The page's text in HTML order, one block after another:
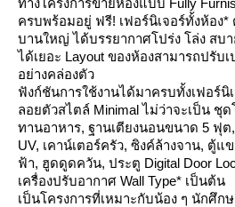
ครบพร้อมอยู่ ฟรี! เฟอร์นิเจอร์ทั้งห้อง*
บานใหญ่ ได้บรรยากาศโปร่ง โล่ง สบ
ได้เยอะ Layout ของห้องสามารถปรับ
อย่างคล่องตัว
ฟังก์ชันการใช้งานได้มาครบทั้งเฟอร์นิ
ลอยตัวสไตล์ Minimal ไม่ว่าจะเป็น ชุ
ทานอาหาร, ฐานเตียงนอนขนาด 5 ฟุต
UV, เคาน์เตอร์ครัว, ซิงค์ล้างจาน, ตู้แ
ฟ้า, ฮูดดูดควัน, ประตู Digital Door
เครื่องปรับอากาศ Wall Type* เป็นต้น
เป็นโครงการที่เหมาะกับน้อง ๆ นักศึก